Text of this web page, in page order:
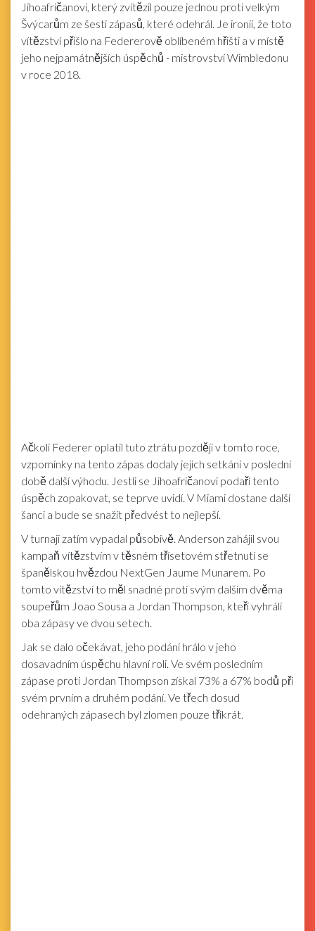
Jihoafričanovi, který zvítězil pouze jednou proti velkým
Švýcarům ze šesti zápasů, které odehrál. Je ironií, že toto
vítězství přišlo na Federerově oblíbeném hřišti a v místě
jeho nejpamátnějších úspěchů - mistrovství Wimbledonu
v roce 2018.
Ačkoli Federer oplatil tuto ztrátu později v tomto roce,
vzpomínky na tento zápas dodaly jejich setkání v poslední
době další výhodu. Jestli se Jihoafričanovi podaří tento
úspěch zopakovat, se teprve uvidí. V Miami dostane další
šanci a bude se snažit předvést to nejlepší.
V turnaji zatím vypadal působivě. Anderson zahájil svou
kampaň vítězstvím v těsném třísetovém střetnutí se
španělskou hvězdou NextGen Jaume Munarem. Po
tomto vítězství to měl snadné proti svým dalším dvěma
soupeřům Joao Sousa a Jordan Thompson, kteří vyhráli
oba zápasy ve dvou setech.
Jak se dalo očekávat, jeho podání hrálo v jeho
dosavadním úspěchu hlavní roli. Ve svém posledním
zápase proti Jordan Thompson získal 73% a 67% bodů při
svém prvním a druhém podání. Ve třech dosud
odehraných zápasech byl zlomen pouze třikrát.